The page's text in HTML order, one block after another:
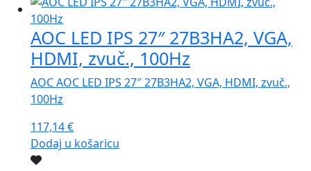
AOC LED IPS 27″ 27B3HA2, VGA,
HDMI, zvuč., 100Hz
AOC AOC LED IPS 27″ 27B3HA2, VGA, HDMI, zvuč.,
100Hz
117,14€
Dodaj u košaricu